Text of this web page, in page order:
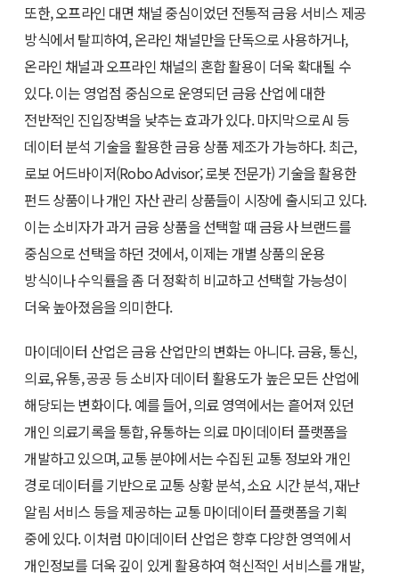
또한, 오프라인 대면 채널 중심이었던 전통적 금융 서비스 제공
방식에서 탈피하여, 온라인 채널만을 단독으로 사용하거나,
온라인 채널과 오프라인 채널의 혼합 활용이 더욱 확대될 수
있다. 이는 영업점 중심으로 운영되던 금융 산업에 대한
전반적인 진입장벽을 낮추는 효과가 있다. 마지막으로 AI 등
데이터 분석 기술을 활용한 금융 상품 제조가 가능하다. 최근,
로보 어드바이저(Robo Advisor; 로봇 전문가) 기술을 활용한
펀드 상품이나 개인 자산 관리 상품들이 시장에 출시되고 있다.
이는 소비자가 과거 금융 상품을 선택할 때 금융사 브랜드를
중심으로 선택을 하던 것에서, 이제는 개별 상품의 운용
방식이나 수익률을 좀 더 정확히 비교하고 선택할 가능성이
더욱 높아졌음을 의미한다.
마이데이터 산업은 금융 산업만의 변화는 아니다. 금융, 통신,
의료, 유통, 공공 등 소비자 데이터 활용도가 높은 모든 산업에
해당되는 변화이다. 예를 들어, 의료 영역에서는 흩어져 있던
개인 의료기록을 통합, 유통하는 의료 마이데이터 플랫폼을
개발하고 있으며, 교통 분야에서는 수집된 교통 정보와 개인
경로 데이터를 기반으로 교통 상황 분석, 소요 시간 분석, 재난
알림 서비스 등을 제공하는 교통 마이데이터 플랫폼을 기획
중에 있다. 이처럼 마이데이터 산업은 향후 다양한 영역에서
개인정보를 더욱 깊이 있게 활용하여 혁신적인 서비스를 개발,